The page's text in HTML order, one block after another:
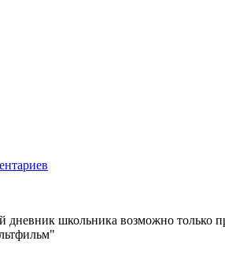
дневник школьника возможно только